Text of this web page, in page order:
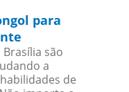
para
são
a
de